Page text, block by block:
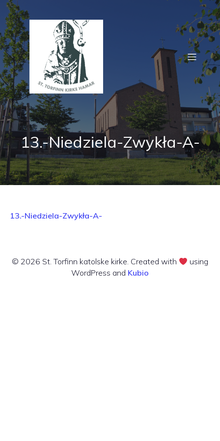
13.-Niedziela-Zwykła-A-
13.-Niedziela-Zwykła-A-
© 2026 St. Torfinn katolske kirke. Created with
using
WordPress and Kubio